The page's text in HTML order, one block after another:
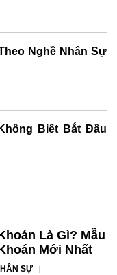
Nghề Nhân Sự
Biết Bắt Đầu
Là Gì? Mẫu
Mới Nhất
SỰ